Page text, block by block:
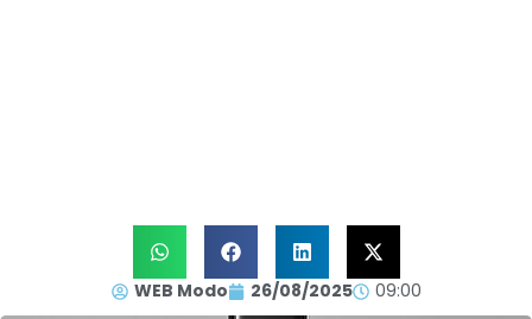
WEB Modo 26/08/2025 09:00